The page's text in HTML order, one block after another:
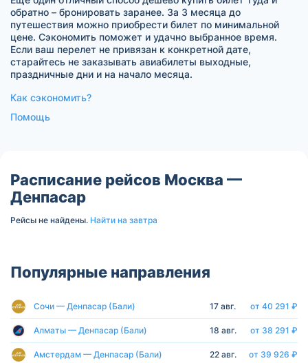
обратно – бронировать заранее. За 3 месяца до
путешествия можно приобрести билет по минимальной
цене. Сэкономить поможет и удачно выбранное время.
Если ваш перелет не привязан к конкретной дате,
старайтесь не заказывать авиабилеты выходные,
праздничные дни и на начало месяца.
Как сэкономить?
Помощь
Расписание рейсов Москва —
Денпасар
Рейсы не найдены. Найти на завтра
Популярные направления
Сочи — Денпасар (Бали) 17 авг. от 40 291 ₽
Алматы — Денпасар (Бали) 18 авг. от 38 291 ₽
Амстердам — Денпасар (Бали) 22 авг. от 39 926 ₽